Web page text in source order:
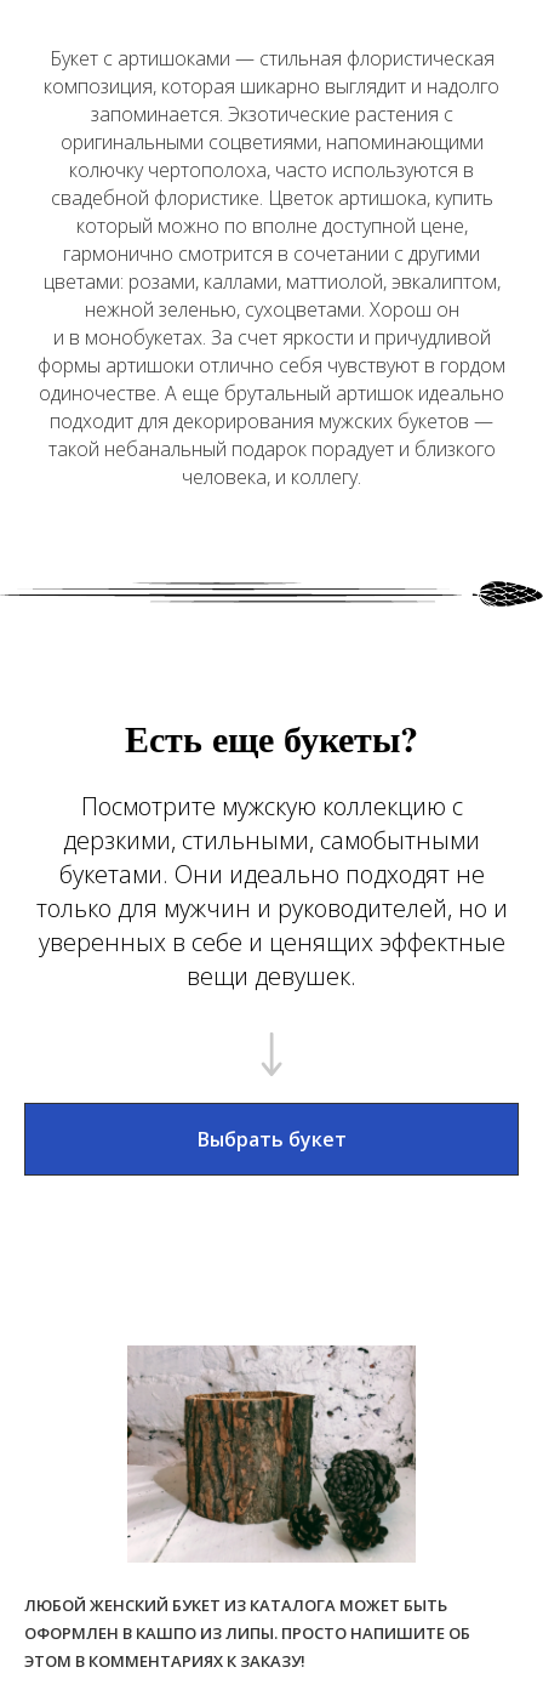
Букет с артишоками — стильная флористическая
композиция, которая шикарно выглядит и надолго
запоминается. Экзотические растения с
оригинальными соцветиями, напоминающими
колючку чертополоха, часто используются в
свадебной флористике. Цветок артишока, купить
который можно по вполне доступной цене,
гармонично смотрится в сочетании с другими
цветами: розами, каллами, маттиолой, эвкалиптом,
нежной зеленью, сухоцветами. Хорош он
и в монобукетах. За счет яркости и причудливой
формы артишоки отлично себя чувствуют в гордом
одиночестве. А еще брутальный артишок идеально
подходит для декорирования мужских букетов —
такой небанальный подарок порадует и близкого
человека, и коллегу.
Есть еще букеты?
Посмотрите мужскую коллекцию с
дерзкими, стильными, самобытными
букетами. Они идеально подходят не
только для мужчин и руководителей, но и
уверенных в себе и ценящих эффектные
вещи девушек.
Выбрать букет
ЛЮБОЙ ЖЕНСКИЙ БУКЕТ ИЗ КАТАЛОГА МОЖЕТ БЫТЬ
ОФОРМЛЕН В КАШПО ИЗ ЛИПЫ. ПРОСТО НАПИШИТЕ ОБ
ЭТОМ В КОММЕНТАРИЯХ К ЗАКАЗУ!